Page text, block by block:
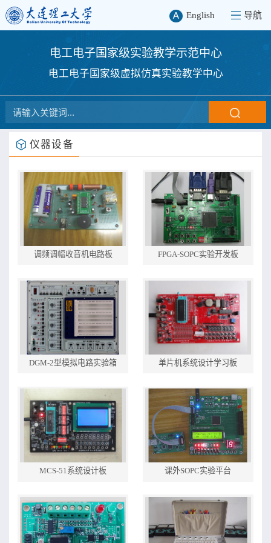
English 导航
电工电子国家级实验教学示范中心
电工电子国家级虚拟仿真实验教学中心
仪器设备
调频调幅收音机电路板 FPGA-SOPC实验开发板
DGM-2型模拟电路实验箱 单片机系统设计学习板
MCS-51系统设计板 课外SOPC实验平台